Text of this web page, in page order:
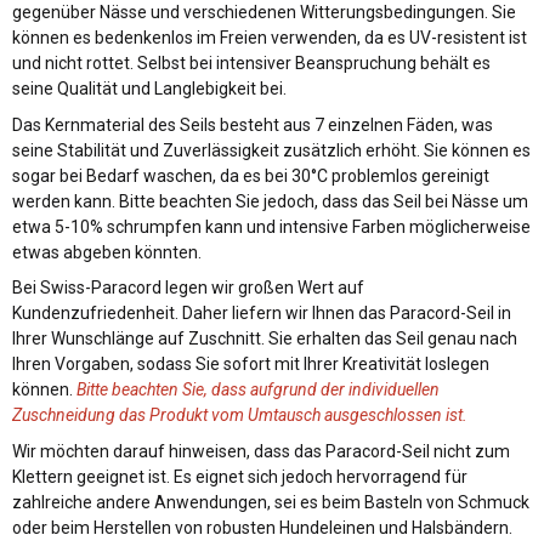
gegenüber Nässe und verschiedenen Witterungsbedingungen. Sie
können es bedenkenlos im Freien verwenden, da es UV-resistent ist
und nicht rottet. Selbst bei intensiver Beanspruchung behält es
seine Qualität und Langlebigkeit bei.
Das Kernmaterial des Seils besteht aus 7 einzelnen Fäden, was
seine Stabilität und Zuverlässigkeit zusätzlich erhöht. Sie können es
sogar bei Bedarf waschen, da es bei 30°C problemlos gereinigt
werden kann. Bitte beachten Sie jedoch, dass das Seil bei Nässe um
etwa 5-10% schrumpfen kann und intensive Farben möglicherweise
etwas abgeben könnten.
Bei Swiss-Paracord legen wir großen Wert auf
Kundenzufriedenheit. Daher liefern wir Ihnen das Paracord-Seil in
Ihrer Wunschlänge auf Zuschnitt. Sie erhalten das Seil genau nach
Ihren Vorgaben, sodass Sie sofort mit Ihrer Kreativität loslegen
können. Bitte beachten Sie, dass aufgrund der individuellen
Zuschneidung das Produkt vom Umtausch ausgeschlossen ist.
Wir möchten darauf hinweisen, dass das Paracord-Seil nicht zum
Klettern geeignet ist. Es eignet sich jedoch hervorragend für
zahlreiche andere Anwendungen, sei es beim Basteln von Schmuck
oder beim Herstellen von robusten Hundeleinen und Halsbändern.